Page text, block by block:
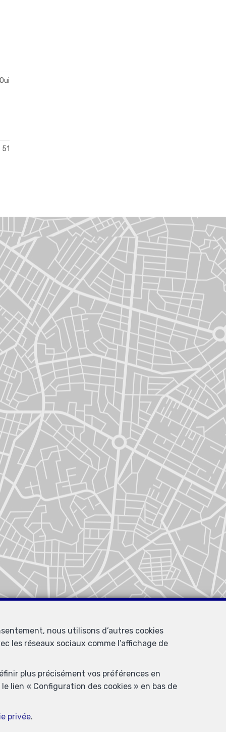
Oui
51
nous utilisons d’autres cookies
les réseaux sociaux comme l’affichage de
plus précisément vos préférences en
lien « Configuration des cookies » en bas de
privée.